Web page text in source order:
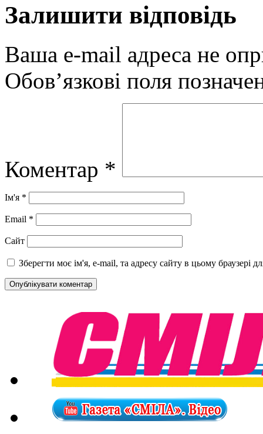
Залишити відповідь
Ваша e-mail адреса не
Обов’язкові поля
Коментар *
Ім'я *
Email *
Сайт
Зберегти моє ім'я, e-mail, та адресу сайту в цьому браузері